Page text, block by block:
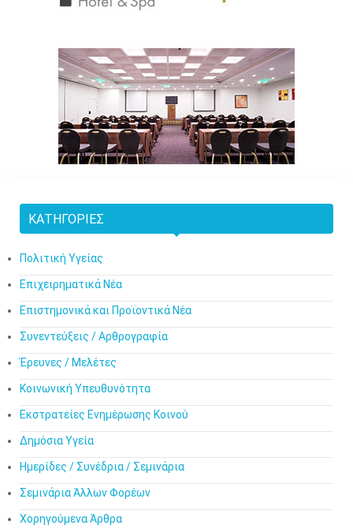
ΚΑΤΗΓΟΡΊΕΣ
Πολιτική Υγείας
Επιχειρηματικά Νέα
Επιστημονικά και Προϊοντικά Νέα
Συνεντεύξεις / Αρθρογραφία
Έρευνες / Μελέτες
Κοινωνική Υπευθυνότητα
Εκστρατείες Ενημέρωσης Κοινού
Δημόσια Υγεία
Ημερίδες / Συνέδρια / Σεμινάρια
Σεμινάρια Άλλων Φορέων
Χορηγούμενα Άρθρα